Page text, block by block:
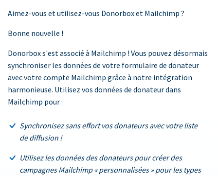
Aimez-vous et utilisez-vous Donorbox et Mailchimp ?
Bonne nouvelle !
Donorbox s'est associé à Mailchimp ! Vous pouvez désormais
synchroniser les données de votre formulaire de donateur
avec votre compte Mailchimp grâce à notre intégration
harmonieuse. Utilisez vos données de donateur dans
Mailchimp pour :
Synchronisez sans effort vos donateurs avec votre liste
de diffusion !
Utilisez les données des donateurs pour créer des
campagnes Mailchimp « personnalisées » pour les types